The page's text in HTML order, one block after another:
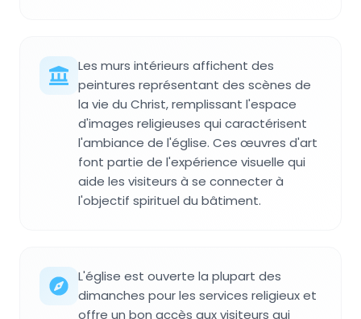
Les murs intérieurs affichent des
peintures représentant des scènes de
la vie du Christ, remplissant l'espace
d'images religieuses qui caractérisent
l'ambiance de l'église. Ces œuvres d'art
font partie de l'expérience visuelle qui
aide les visiteurs à se connecter à
l'objectif spirituel du bâtiment.
L'église est ouverte la plupart des
dimanches pour les services religieux et
offre un bon accès aux visiteurs qui